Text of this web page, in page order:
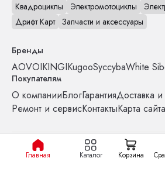
Главная Каталог Корзина
Квадроциклы
Электромотоциклы
Дрифт Карт Запчасти и аксессуары
Бренды
AOVOIKINGIKugooSyccybaWhite
Покупателям
О компанииБлогГарантияДоставка и
Ремонт и сервисКонтактыКарта сайта
Политика конфиденциальности
Файлы cookie